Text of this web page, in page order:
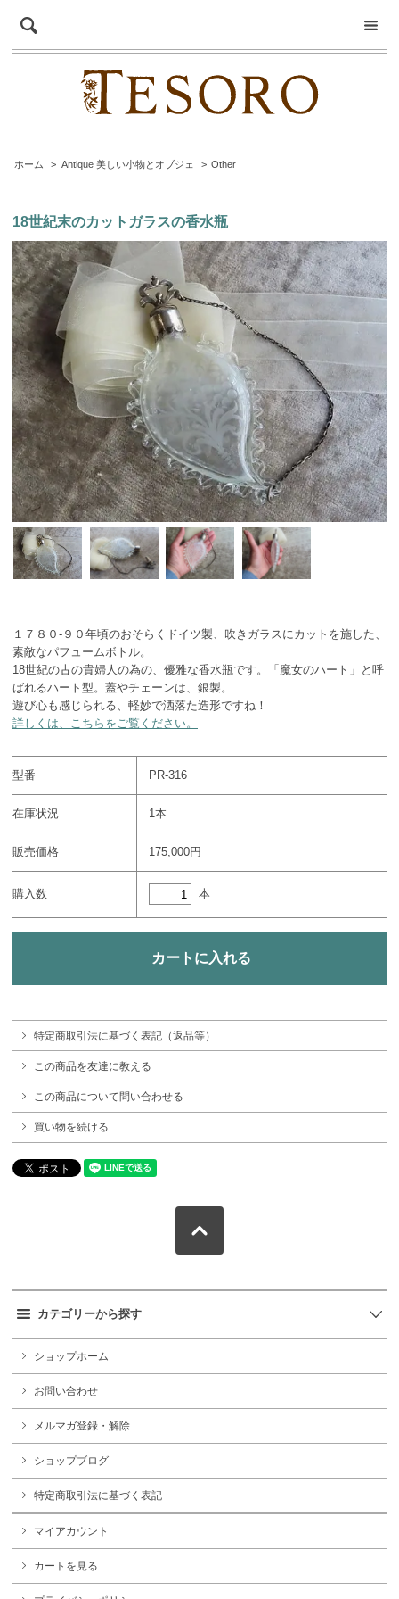
ホーム > Antique 美しい小物とオブジェ > Other
18世紀末のカットガラスの香水瓶
１７８０-９０年頃のおそらくドイツ製、吹きガラスにカットを施した、
素敵なパフュームボトル。
18世紀の古の貴婦人の為の、優雅な香水瓶です。「魔女のハート」と呼
ばれるハート型。蓋やチェーンは、銀製。
遊び心も感じられる、軽妙で洒落た造形ですね！
詳しくは、こちらをご覧ください。
型番 PR-316
在庫状況 1本
販売価格 175,000円
購入数 本
特定商取引法に基づく表記（返品等）
この商品を友達に教える
この商品について問い合わせる
買い物を続ける
カテゴリーから探す
ショップホーム
お問い合わせ
メルマガ登録・解除
ショップブログ
特定商取引法に基づく表記
マイアカウント
カートを見る